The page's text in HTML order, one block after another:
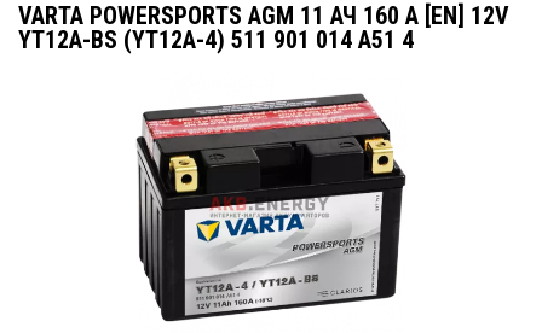
VARTA POWERSPORTS AGM 11 АЧ 160 A [EN] 12V
YT12A-BS (YT12A-4) 511 901 014 A51 4